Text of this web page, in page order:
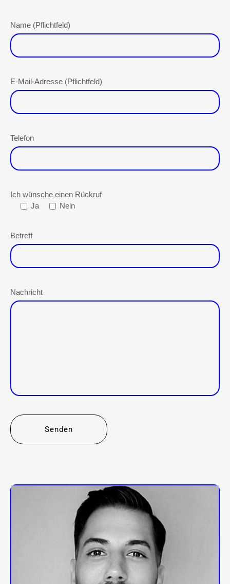
Name (Pflichtfeld)
E-Mail-Adresse (Pflichtfeld)
Telefon
Ich wünsche einen Rückruf
Ja
Nein
Betreff
Nachricht